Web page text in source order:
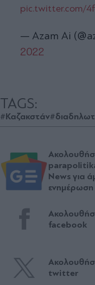
pic.twitter.com/
— Azam Ai
2022
TAGS:
#Καζακστάν
News για
ενημέρωση
facebook
twitter